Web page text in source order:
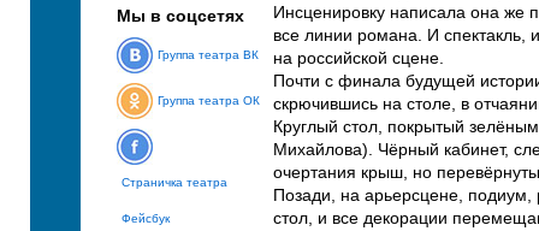
Мы в соцсетях
Группа театра ВК
Группа театра ОК
Страничка театра
Фейсбук
Инсценировку написала она же
все линии романа. И спектакль,
на российской сцене.
Почти с финала будущей
скрючившись на столе, в
Круглый стол, покрытый
Михайлова). Чёрный кабинет,
очертания крыш, но
Позади, на арьерсцене,
стол, и все декорации